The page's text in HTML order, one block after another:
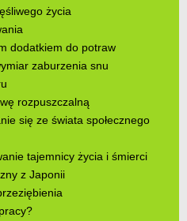
życia
dodatkiem do potraw
zaburzenia snu
rozpuszczalną
się ze świata społecznego
tajemnicy życia i śmierci
z Japonii